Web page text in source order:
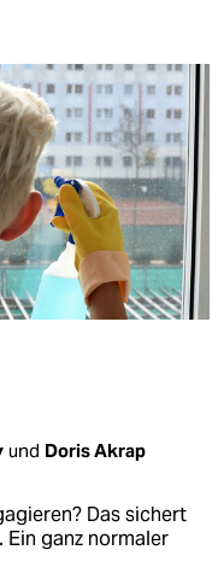
und Doris Akrap
Das sichert
Ein ganz normaler